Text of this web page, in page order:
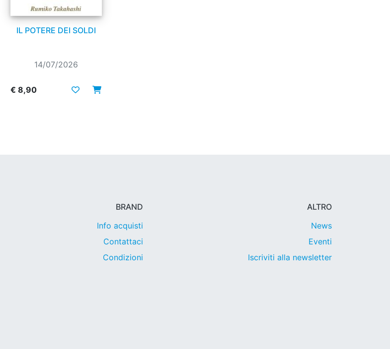
IL POTERE DEI SOLDI
14/07/2026
€ 8,90
BRAND
Info acquisti
Contattaci
Condizioni
ALTRO
News
Eventi
Iscriviti alla newsletter